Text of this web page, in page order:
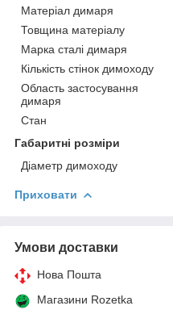
Матеріал димаря
Товщина матеріалу
Марка сталі димаря
Кількість стінок димоходу
Область застосування
димаря
Стан
Габаритні розміри
Діаметр димоходу
Приховати
Умови доставки
Нова Пошта
Магазини Rozetka